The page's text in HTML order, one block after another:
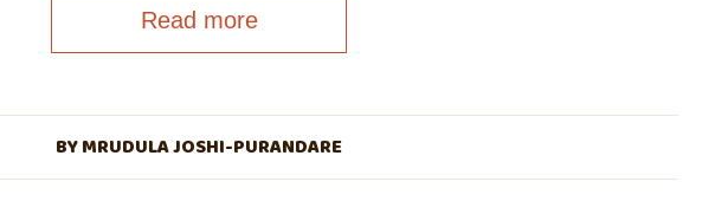
Read more
BYMRUDULA JOSHI-PURANDARE